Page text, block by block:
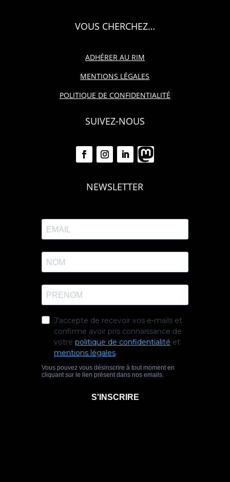
VOUS CHERCHEZ…
ADHÉRER AU RIM
MENTIONS LÉGALES
POLITIQUE DE CONFIDENTIALITÉ
SUIVEZ-NOUS
NEWSLETTER